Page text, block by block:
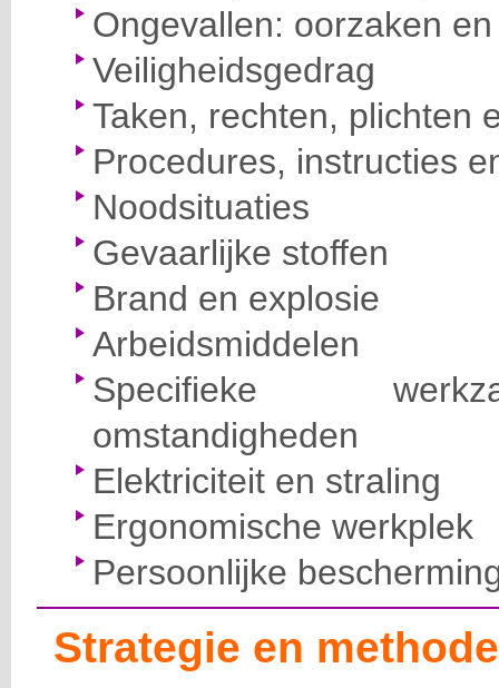
Ongevallen: oorzaken
Veiligheidsgedrag
Taken, rechten, plichten
Procedures, instructies
Noodsituaties
Gevaarlijke stoffen
Brand en explosie
Arbeidsmiddelen
Specifieke
omstandigheden
Elektriciteit en straling
Ergonomische werkplek
Persoonlijke
Strategie en